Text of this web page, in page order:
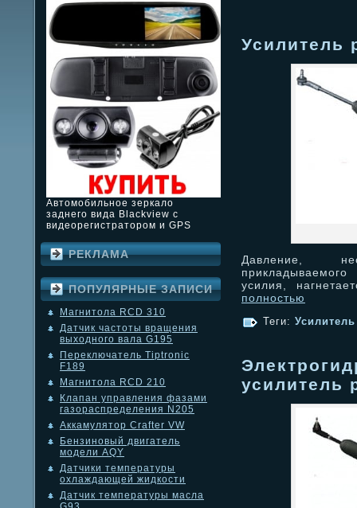
Автомобильное зеркало
заднего вида Blackview с
видеорегистратором и GPS
РЕКЛАМА
ПОПУЛЯРНЫЕ ЗАПИСИ
Магнитола RCD 310
Датчик частоты вращения
выходного вала G195
Переключатель Tiptronic
F189
Магнитола RCD 210
Клапан управления фазами
газораспределения N205
Аккамулятор Crafter VW
Бензиновый двигатель
модели AQY
Датчики температуры
охлаждающей жидкости
Датчик температуры масла
Усилитель
Давление,
усилия,
полностью
Теги:
усилитель